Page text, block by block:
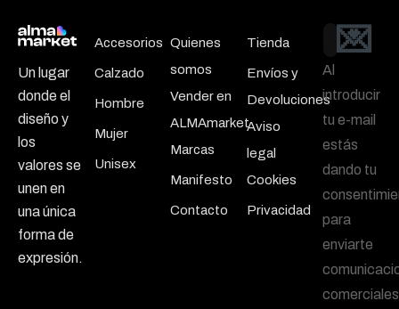
Un lugar
donde el
diseño y
los
valores se
unen en
una única
forma de
expresión.
Accesorios
Calzado
Hombre
Mujer
Unisex
Quienes
somos
Vender en
ALMAmarket
Marcas
Manifesto
Contacto
Tienda
Envíos y
Devoluciones
Aviso
legal
Cookies
Privacidad
Email
💌
Al
introducir
tu e-mail
estás
dando tu
para
enviarte